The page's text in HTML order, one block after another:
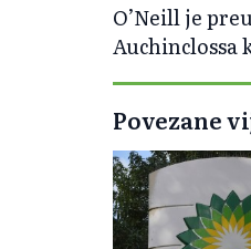
O’Neill je
Auchinclossa
Povezane